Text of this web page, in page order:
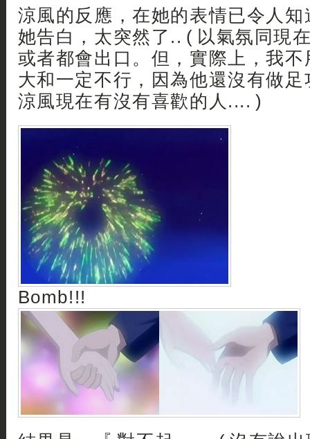
涼風的反應，在她的表情已令人
她告白，太突然了.. ( 以氣氛同現
或者都會出口。但，實際上，我
大和一定不行，因為他還沒有做
涼風現在有沒有喜歡的人.... )
Bomb!!!